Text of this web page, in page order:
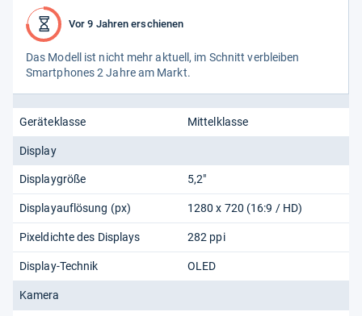
Vor 9 Jahren erschienen
Das Modell ist nicht mehr aktu­ell, im Schnitt ver­blei­ben
Smart­pho­nes 2 Jahre am Markt.
Geräteklasse Mittelklasse
Display
Displaygröße 5,2"
Displayauflösung (px) 1280 x 720 (16:9 / HD)
Pixeldichte des Displays 282 ppi
Display-Technik OLED
Kamera